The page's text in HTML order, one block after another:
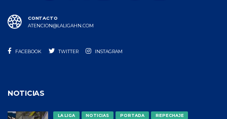
CONTACTO
ATENCION@LALIGAHN.COM
FACEBOOK TWITTER INSTAGRAM
NOTICIAS
LA LIGA NOTICIAS PORTADA REPECHAJE